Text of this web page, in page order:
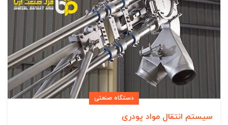
دستگاه صنعتی
سیستم انتقال مواد پودری